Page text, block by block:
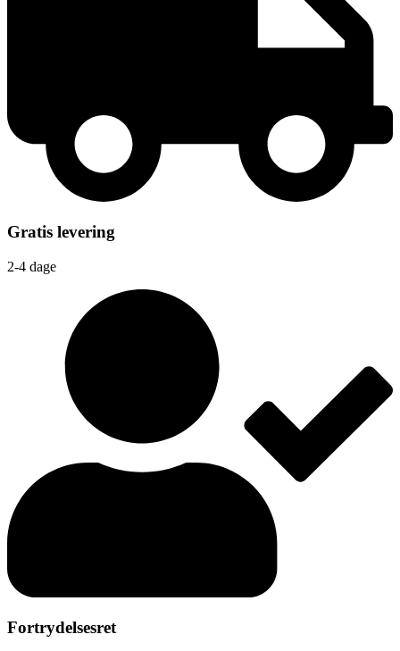
Gratis levering
2-4 dage
Fortrydelsesret